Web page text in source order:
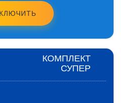
КОМПЛЕКТ
СУПЕР